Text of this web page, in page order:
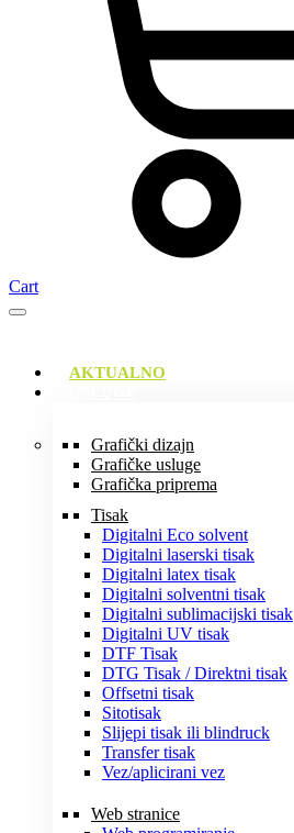
Cart
AKTUALNO
Grafički dizajn
Grafičke usluge
Grafička priprema
Tisak
Digitalni Eco solvent
Digitalni laserski tisak
Digitalni latex tisak
Digitalni solventni tisak
Digitalni sublimacijski tisak
Digitalni UV tisak
DTF Tisak
DTG Tisak / Direktni tisak
Offsetni tisak
Sitotisak
Slijepi tisak ili blindruck
Transfer tisak
Vez/aplicirani vez
Web stranice